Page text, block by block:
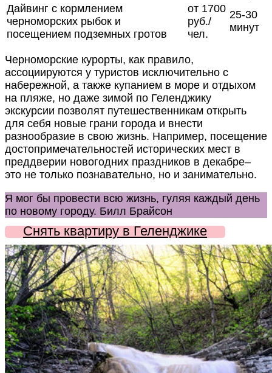
Дайвинг с кормлением
черноморских рыбок и
посещением подземных гротов
от 1700
руб./
чел.
25-30
минут
Черноморские курорты, как правило,
ассоциируются у туристов исключительно с
набережной, а также купанием в море и отдыхом
на пляже, но даже зимой по Геленджику
экскурсии позволят путешественникам открыть
для себя новые грани города и внести
разнообразие в свою жизнь. Например, посещение
достопримечательностей исторических мест в
преддверии новогодних праздников в декабре–
это не только познавательно, но и занимательно.
Я мог бы провести всю жизнь, гуляя каждый день
по новому городу. Билл Брайсон
Снять квартиру в Геленджике